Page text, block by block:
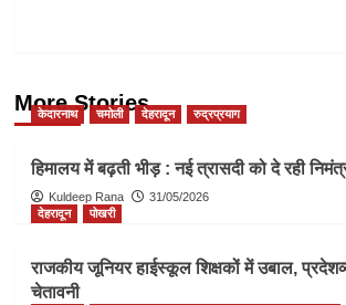
More Stories
केदारनाथ चमोली देहरादून रुद्रप्रयाग
हिमालय में बढ़ती भीड़ : नई त्रासदी को दे रही
Kuldeep Rana
31/05/2026
देहरादून
पोखरी
राजकीय जूनियर हाईस्कूल शिक्षकों में उबाल,
चेतावनी